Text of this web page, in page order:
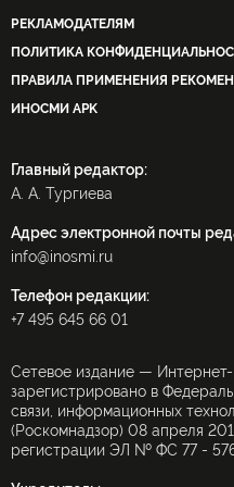
РЕКЛАМОДАТЕЛЯМ
ПОЛИТИКА
ПРАВИЛА ПРИМЕНЕНИЯ
ИНОСМИ APK
Главный редактор:
А. А. Тургиева
Адрес электронной почты
info@inosmi.ru
Телефон редакции:
+7 495 645 66 01
Сетевое издание —
зарегистрировано в
связи, информационных
(Роскомнадзор) 08 апреля
регистрации ЭЛ № ФС 77 -